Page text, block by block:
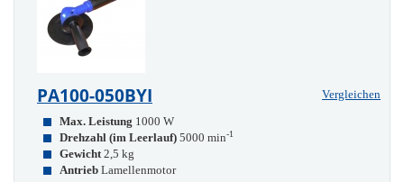
PA100-050BYI
Vergleichen
Max. Leistung 1000 W
Drehzahl (im Leerlauf) 5000 min-1
Gewicht 2,5 kg
Antrieb Lamellenmotor